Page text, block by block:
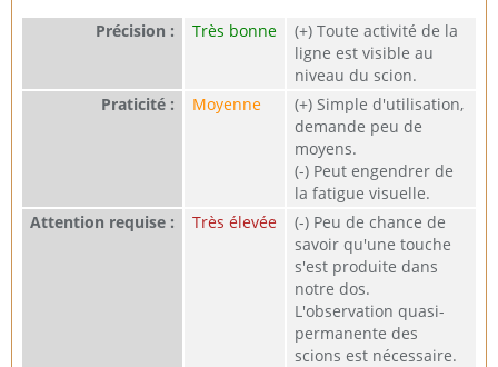
Précision :
Très bonne
(+) Toute activité de la
ligne est visible au
niveau du scion.
Praticité :
Moyenne
(+) Simple d'utilisation,
demande peu de
moyens.
(-) Peut engendrer de
la fatigue visuelle.
Attention requise :
Très élevée
(-) Peu de chance de
savoir qu'une touche
s'est produite dans
notre dos.
L'observation quasi-
permanente des
scions est nécessaire.